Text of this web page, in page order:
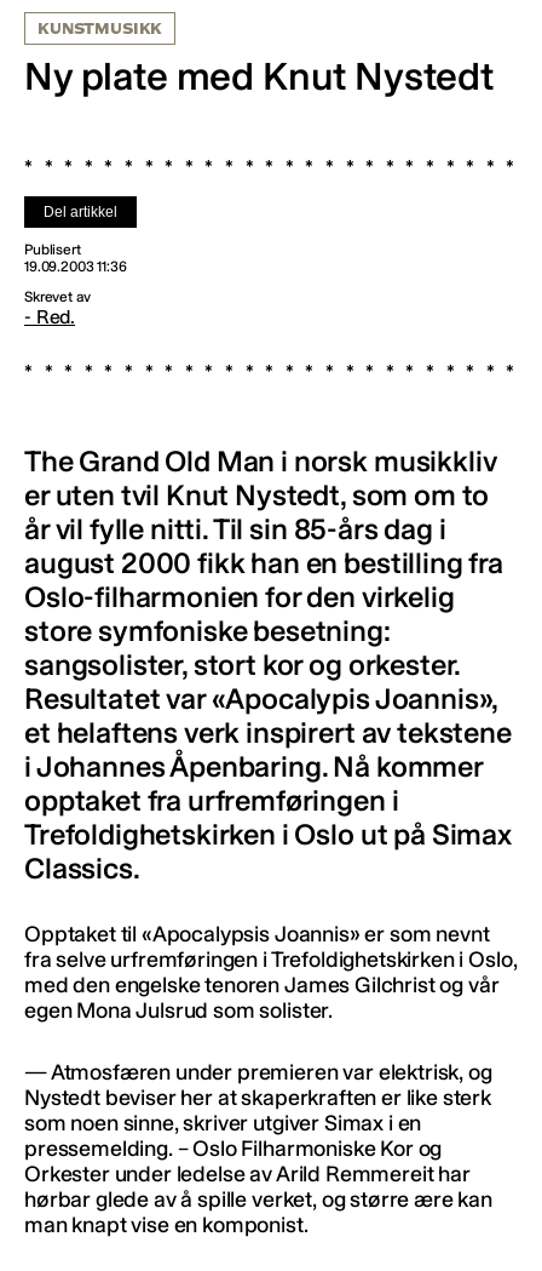
KUNSTMUSIKK
Ny plate med Knut Nystedt
Del artikkel
Publisert
19.09.2003 11:36
Skrevet av
- Red.
The Grand Old Man i norsk musikkliv
er uten tvil Knut Nystedt, som om to
år vil fylle nitti. Til sin 85-års dag i
august 2000 fikk han en bestilling fra
Oslo-filharmonien for den virkelig
store symfoniske besetning:
sangsolister, stort kor og orkester.
Resultatet var «Apocalypis Joannis»,
et helaftens verk inspirert av tekstene
i Johannes Åpenbaring. Nå kommer
opptaket fra urfremføringen i
Trefoldighetskirken i Oslo ut på Simax
Classics.
Opptaket til «Apocalypsis Joannis» er som nevnt
fra selve urfremføringen i Trefoldighetskirken i Oslo,
med den engelske tenoren James Gilchrist og vår
egen Mona Julsrud som solister.
— Atmosfæren under premieren var elektrisk, og
Nystedt beviser her at skaperkraften er like sterk
som noen sinne, skriver utgiver Simax i en
pressemelding. – Oslo Filharmoniske Kor og
Orkester under ledelse av Arild Remmereit har
hørbar glede av å spille verket, og større ære kan
man knapt vise en komponist.